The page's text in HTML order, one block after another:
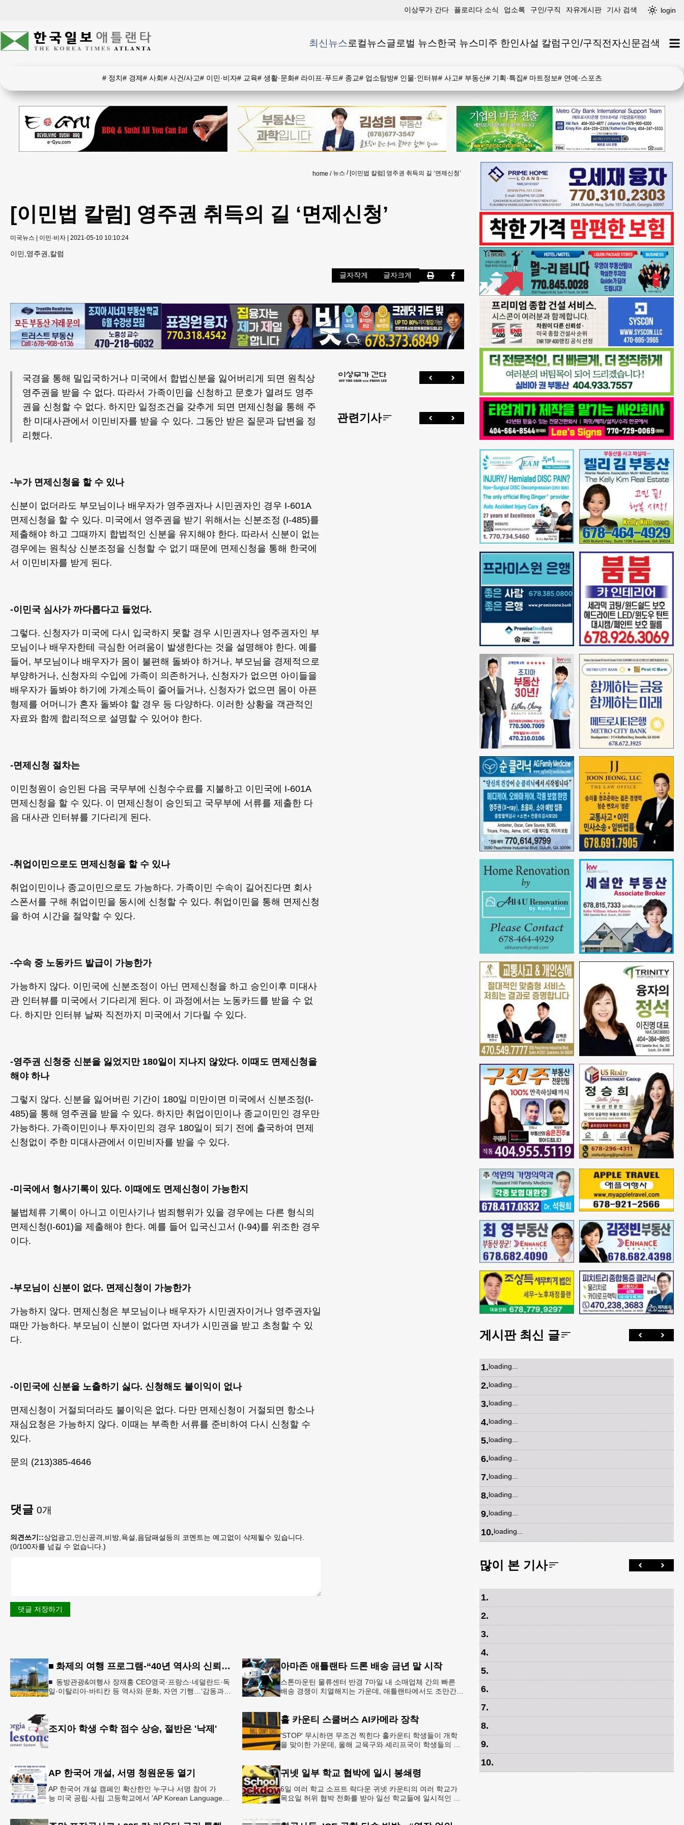
이상무가 간다 플로리다 소식 업소록 구인/구직 자유게시판 기사 검색 login
최신뉴스로컬뉴스글로벌 뉴스한국 뉴스미주 한인사설 칼럼구인/구직전자신문검색
# 정치# 경제# 사회# 사건/사고# 이민·비자# 교육# 생활·문화# 라이프·푸드# 종교# 업소탐방# 인물·인터뷰# 사고# 부동산# 기획·특집# 마트정보# 연예·스포츠
home 뉴스 [이민법 칼럼] 영주권 취득의 길 ‘면제신청’
[이민법 칼럼] 영주권 취득의 길 ‘면제신청’
미국뉴스 | 이민·비자 | 2021-05-10 10:10:24
이민,영주권,칼럼
글자작게 글자크게
국경을 통해 밀입국하거나 미국에서 합법신분을 잃어버리게 되면 원칙상
영주권을 받을 수 없다. 따라서 가족이민을 신청하고 문호가 열려도 영주
권을 신청할 수 없다. 하지만 일정조건을 갖추게 되면 면제신청을 통해 주
한 미대사관에서 이민비자를 받을 수 있다. 그동안 받은 질문과 답변을 정
리했다.
-누가 면제신청을 할 수 있나
신분이 없더라도 부모님이나 배우자가 영주권자나 시민권자인 경우 I-601A
면제신청을 할 수 있다. 미국에서 영주권을 받기 위해서는 신분조정 (I-485)를
제출해야 하고 그때까지 합법적인 신분을 유지해야 한다. 따라서 신분이 없는
경우에는 원칙상 신분조정을 신청할 수 없기 때문에 면제신청을 통해 한국에
서 이민비자를 받게 된다.
-이민국 심사가 까다롭다고 들었다.
그렇다. 신청자가 미국에 다시 입국하지 못할 경우 시민권자나 영주권자인 부
모님이나 배우자한테 극심한 어려움이 발생한다는 것을 설명해야 한다. 예를
들어, 부모님이나 배우자가 몸이 불편해 돌봐야 하거나, 부모님을 경제적으로
부양하거나, 신청자의 수입에 가족이 의존하거나, 신청자가 없으면 아이들을
배우자가 돌봐야 하기에 가계소득이 줄어들거나, 신청자가 없으면 몸이 아픈
형제를 어머니가 혼자 돌봐야 할 경우 등 다양하다. 이러한 상황을 객관적인
자료와 함께 합리적으로 설명할 수 있어야 한다.
-면제신청 절차는
이민청원이 승인된 다음 국무부에 신청수수료를 지불하고 이민국에 I-601A
면제신청을 할 수 있다. 이 면제신청이 승인되고 국무부에 서류를 제출한 다
음 대사관 인터뷰를 기다리게 된다.
-취업이민으로도 면제신청을 할 수 있나
취업이민이나 종교이민으로도 가능하다. 가족이민 수속이 길어진다면 회사
스폰서를 구해 취업이민을 동시에 신청할 수 있다. 취업이민을 통해 면제신청
을 하여 시간을 절약할 수 있다.
-수속 중 노동카드 발급이 가능한가
가능하지 않다. 이민국에 신분조정이 아닌 면제신청을 하고 승인이후 미대사
관 인터뷰를 미국에서 기다리게 된다. 이 과정에서는 노동카드를 받을 수 없
다. 하지만 인터뷰 날짜 직전까지 미국에서 기다릴 수 있다.
-영주권 신청중 신분을 잃었지만 180일이 지나지 않았다. 이때도 면제신청을
해야 하나
그렇지 않다. 신분을 잃어버린 기간이 180일 미만이면 미국에서 신분조정(I-
485)을 통해 영주권을 받을 수 있다. 하지만 취업이민이나 종교이민인 경우만
가능하다. 가족이민이나 투자이민의 경우 180일이 되기 전에 출국하여 면제
신청없이 주한 미대사관에서 이민비자를 받을 수 있다.
-미국에서 형사기록이 있다. 이때에도 면제신청이 가능한지
불법체류 기록이 아니고 이민사기나 범죄행위가 있을 경우에는 다른 형식의
면제신청(I-601)을 제출해야 한다. 예를 들어 입국신고서 (I-94)를 위조한 경우
이다.
-부모님이 신분이 없다. 면제신청이 가능한가
가능하지 않다. 면제신청은 부모님이나 배우자가 시민권자이거나 영주권자일
때만 가능하다. 부모님이 신분이 없다면 자녀가 시민권을 받고 초청할 수 있
다.
-이민국에 신분을 노출하기 싫다. 신청해도 불이익이 없나
면제신청이 거절되더라도 불이익은 없다. 다만 면제신청이 거절되면 항소나
재심요청은 가능하지 않다. 이때는 부족한 서류를 준비하여 다시 신청할 수
있다.
문의 (213)385-4646
댓글 0개
의견쓰기::상업광고,인신공격,비방,욕설,음담패설등의 코멘트는 예고없이 삭제될수 있습니다.
(0/100자를 넘길 수 없습니다.)
댓글 저장하기
관련기사
■ 화제의 여행 프로그램-“40년 역사의 신뢰… 서유럽 8개국 13일 대장정”
■ 동방관광&여행사 장재홍 CEO영국·프랑스·네덜란드·독
일·이탈리아·바티칸 등 역사와 문화, 자연 기행…‘감동과
아마존 애틀랜타 드론 배송 금년 말 시작
스톤마운틴 물류센터 반경 7마일 내 소매업체 간의 빠른
배송 경쟁이 치열해지는 가운데, 애틀랜타에서도 조만간
조지아 학생 수학 점수 상승, 절반은 '낙제'
홀 카운티 스쿨버스 AI카메라 장착
'STOP' 무시하면 무조건 찍힌다 홀카운티 학생들이 개학
을 맞이한 가운데, 올해 교육구와 셰리프국이 학생들의 안
AP 한국어 개설, 서명 청원운동 열기
AP 한국어 개설 캠페인 확산한인 누구나 서명 참여 가
능 미국 공립·사립 고등학교에서 'AP Korean Language
귀넷 일부 학교 협박에 일시 봉쇄령
6일 여러 학교 소프트 락다운 귀넷 카운티의 여러 학교가
목요일 허위 협박 전화를 받아 일선 학교들에 일시적인 봉
게시판 최신 글
1.loading...
2.loading...
3.loading...
4.loading...
5.loading...
6.loading...
7.loading...
8.loading...
9.loading...
10.loading...
많이 본 기사
1.
2.
3.
4.
5.
6.
7.
8.
9.
10.